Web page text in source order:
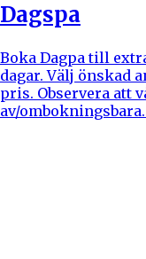
Dagspa
Boka Dagpa till
dagar. Välj önskad
pris. Observera att
av/